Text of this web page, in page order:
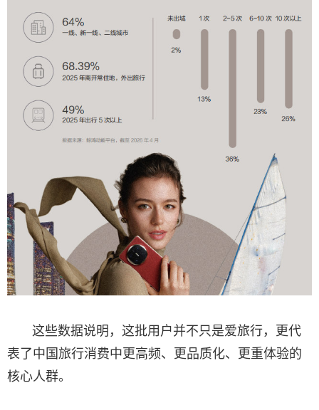
这些数据说明，这批用户并不只是爱旅行，更代
表了中国旅行消费中更高频、更品质化、更重体验的
核心人群。